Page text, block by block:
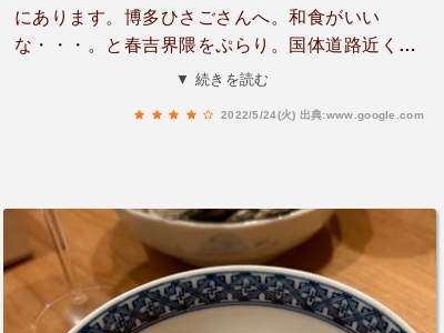
にあります。博多ひさごさんへ。和食がいい
な・・・。と春吉界隈をぷらり。国体道路近くの
路地へ。 暖簾の隙間から、|ω・) カウンターが
た3種、ナマコ酢、ほおずき、ともう一つ。特
に、食用の完熟ほおずきは甘く美味しい('ω')では
では、メニューを拝見。刺身から楽しみたいので
1人前3種 1650円を。綺麗な器に盛られた内容は
さわら、イカ、クジラベーコン、貝柱。刺身を頂
▼ 続きを読む
2022/5/24(火) 出典:www.google.com